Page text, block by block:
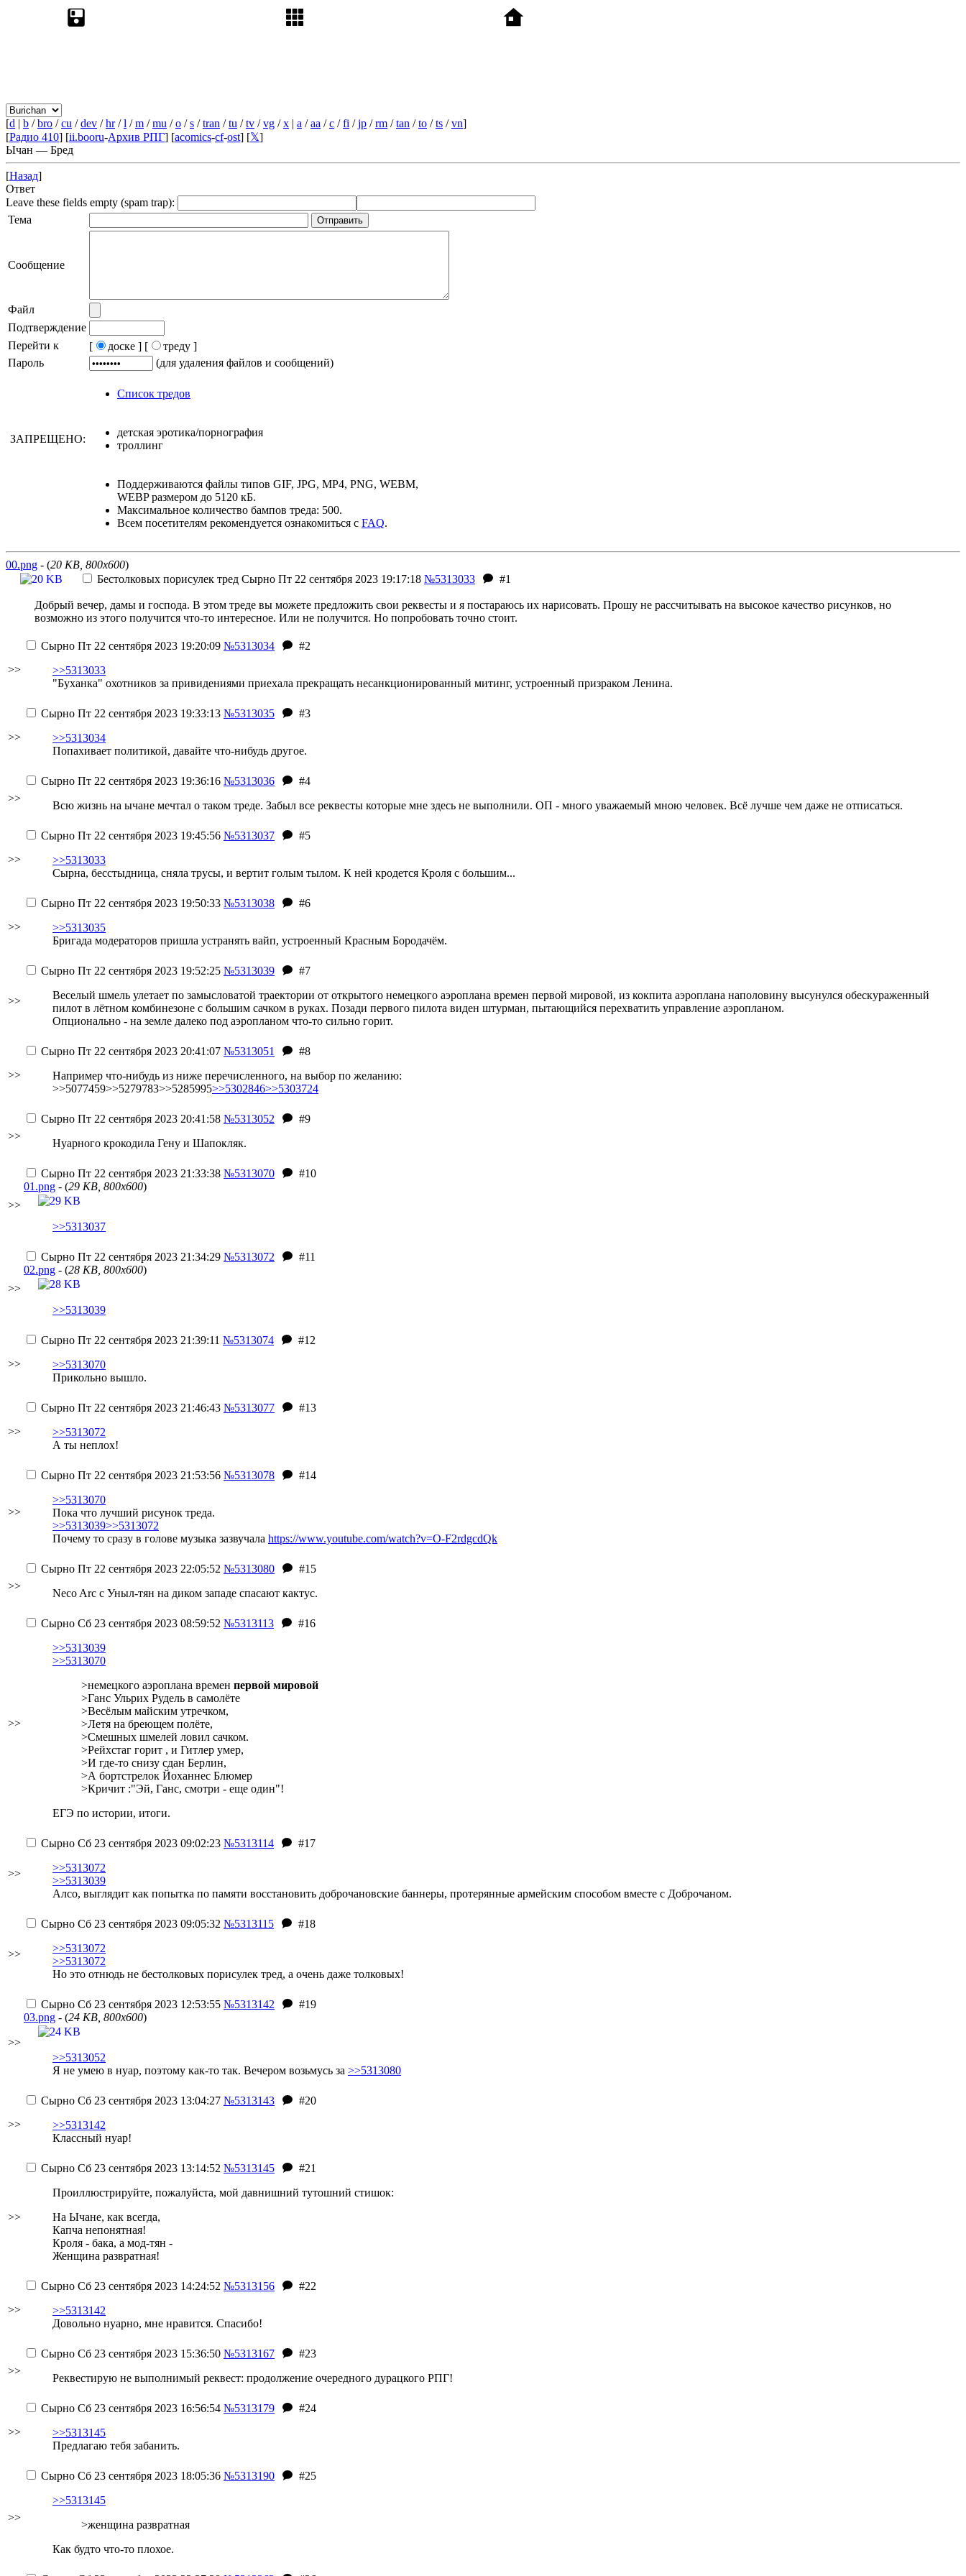
[d | b /bro /cu /dev /hr/l /m /mu /o /s /tran /tu /tv /vg /x | a /aa /c /fi /jp /rm /tan /to /ts /vn]
[Радио 410] [ii.booru-Архив РПГ] [acomics-cf-ost] [𝕏]
Ычан — Бред
[Назад]
Ответ
Leave these fields empty (spam trap):
Тема
Сообщение
Файл
Подтверждение
Перейти к
[ доске ] [
треду ]
Пароль
(для удаления файлов и сообщений)
Список тредов
ЗАПРЕЩЕНО:
детская эротика/порнография
троллинг
Поддерживаются файлы типов GIF, JPG, MP4, PNG, WEBM,
WEBP размером до 5120 кБ.
Максимальное количество бампов треда: 500.
Всем посетителям рекомендуется ознакомиться с FAQ.
00.png - (20 KB, 800x600)
Бестолковых порисулек тред Сырно Пт 22 сентября 2023 19:17:18 №5313033 #1
Добрый вечер, дамы и господа. В этом треде вы можете предложить свои реквесты и я постараюсь их нарисовать. Прошу не рассчитывать на высокое качество рисунков, но
возможно из этого получится что-то интересное. Или не получится. Но попробовать точно стоит.
>>
Сырно Пт 22 сентября 2023 19:20:09 №5313034
#2
>>5313033
"Буханка" охотников за привидениями приехала прекращать несанкционированный митинг, устроенный призраком Ленина.
>>
Сырно Пт 22 сентября 2023 19:33:13 №5313035
#3
>>5313034
Попахивает политикой, давайте что-нибудь другое.
>>
Сырно Пт 22 сентября 2023 19:36:16 №5313036
#4
Всю жизнь на ычане мечтал о таком треде. Забыл все реквесты которые мне здесь не выполнили. ОП - много уважаемый мною человек. Всё лучше чем даже не отписаться.
>>
Сырно Пт 22 сентября 2023 19:45:56 №5313037
#5
>>5313033
Сырна, бесстыдница, сняла трусы, и вертит голым тылом. К ней кродется Кроля с большим...
>>
Сырно Пт 22 сентября 2023 19:50:33 №5313038
#6
>>5313035
Бригада модераторов пришла устранять вайп, устроенный Красным Бородачём.
>>
Сырно Пт 22 сентября 2023 19:52:25 №5313039
#7
Веселый шмель улетает по замысловатой траектории от открытого немецкого аэроплана времен первой мировой, из кокпита аэроплана наполовину высунулся обескураженный
пилот в лётном комбинезоне с большим сачком в руках. Позади первого пилота виден штурман, пытающийся перехватить управление аэропланом.
Опционально - на земле далеко под аэропланом что-то сильно горит.
>>
Сырно Пт 22 сентября 2023 20:41:07 №5313051
#8
Например что-нибудь из ниже перечисленного, на выбор по желанию:
>>5077459>>5279783>>5285995>>5302846>>5303724
>>
Сырно Пт 22 сентября 2023 20:41:58 №5313052
#9
Нуарного крокодила Гену и Шапокляк.
>>
Сырно Пт 22 сентября 2023 21:33:38 №5313070
#10
01.png - (29 KB, 800x600)
>>5313037
>>
Сырно Пт 22 сентября 2023 21:34:29 №5313072
#11
02.png - (28 KB, 800x600)
>>5313039
>>
Сырно Пт 22 сентября 2023 21:39:11 №5313074
#12
>>5313070
Прикольно вышло.
>>
Сырно Пт 22 сентября 2023 21:46:43 №5313077
#13
>>5313072
А ты неплох!
>>
Сырно Пт 22 сентября 2023 21:53:56 №5313078
#14
>>5313070
Пока что лучший рисунок треда.
>>5313039>>5313072
Почему то сразу в голове музыка зазвучала https://www.youtube.com/watch?v=O-F2rdgcdQk
>>
Сырно Пт 22 сентября 2023 22:05:52 №5313080
#15
Neco Arc с Уныл-тян на диком западе спасают кактус.
>>
Сырно Сб 23 сентября 2023 08:59:52 №5313113
#16
>>5313039
>>5313070
>немецкого аэроплана времен первой мировой
>Ганс Ульрих Рудель в самолёте
>Весёлым майским утречком,
>Летя на бреющем полёте,
>Смешных шмелей ловил сачком.
>Рейхстаг горит , и Гитлер умер,
>И где-то снизу сдан Берлин,
>А бортстрелок Йоханнес Блюмер
>Кричит :"Эй, Ганс, смотри - еще один"!
ЕГЭ по истории, итоги.
>>
Сырно Сб 23 сентября 2023 09:02:23 №5313114
#17
>>5313072
>>5313039
Алсо, выглядит как попытка по памяти восстановить доброчановские баннеры, протерянные армейским способом вместе с Доброчаном.
>>
Сырно Сб 23 сентября 2023 09:05:32 №5313115
#18
>>5313072
>>5313072
Но это отнюдь не бестолковых порисулек тред, а очень даже толковых!
>>
Сырно Сб 23 сентября 2023 12:53:55 №5313142
#19
03.png - (24 KB, 800x600)
>>5313052
Я не умею в нуар, поэтому как-то так. Вечером возьмусь за >>5313080
>>
Сырно Сб 23 сентября 2023 13:04:27 №5313143
#20
>>5313142
Классный нуар!
>>
Сырно Сб 23 сентября 2023 13:14:52 №5313145
#21
Проиллюстрируйте, пожалуйста, мой давнишний тутошний стишок:
На Ычане, как всегда,
Капча непонятная!
Кроля - бака, а мод-тян -
Женщина развратная!
>>
Сырно Сб 23 сентября 2023 14:24:52 №5313156
#22
>>5313142
Довольно нуарно, мне нравится. Спасибо!
>>
Сырно Сб 23 сентября 2023 15:36:50 №5313167
#23
Реквестирую не выполнимый реквест: продолжение очередного дурацкого РПГ!
>>
Сырно Сб 23 сентября 2023 16:56:54 №5313179
#24
>>5313145
Предлагаю тебя забанить.
>>
Сырно Сб 23 сентября 2023 18:05:36 №5313190
#25
>>5313145
>женщина развратная
Как будто что-то плохое.